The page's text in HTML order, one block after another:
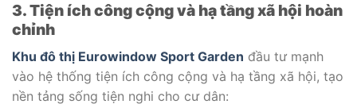
3. Tiện ích công cộng và hạ tầng xã hội hoàn
chỉnh
Khu đô thị Eurowindow Sport Garden đầu tư mạnh
vào hệ thống tiện ích công cộng và hạ tầng xã hội, tạo
nền tảng sống tiện nghi cho cư dân: